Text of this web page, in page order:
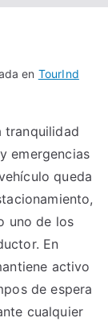
en TourInd
tranquilidad
emergencias
queda
uno de los
En
activo
de espera
cualquier